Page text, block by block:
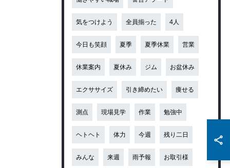
気をつけよう 全員揃った 4人
今日も笑顔 夏季 夏季休業 営業
休業案内 夏休み ジム お盆休み
エクササイズ 引き締めたい 痩せる
測点 現場見学 作業 勉強中
ヘトヘト 体力 今週 残り二日
みんな 来週 雨予報 お取引様